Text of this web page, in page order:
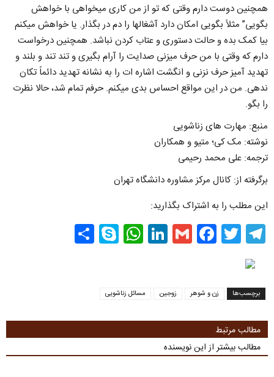
همچنین دوست دارم وقتی که تو از من کاری میخواهی با خواهش
بگویی” مثلاً بگویی امکان دارد آشغالها را دم در بگذار. یا خواهش میکنم
بیا کمک بده و حالت دستوری و عتاب کردن نباشد. همچنین درخواست
دارم که وقتی با من حرف میزنی صدایت را آرام بگیری و تند تند و بلند و
تهدید آمیز حرف نزنی و انگشت اشاره ات را به نشانه تهدید دائماً تکان
ندهی. من در این مواقع احساس بدی میکنم. حرفم تمام شد، حالا نظرت
را بگو.
منبع: مهارت های زناشویی
نوشته: مک کی؛ متیو و همکاران
ترجمه: علی محمد رحیمی
برگرفته از: کانال مرکز مشاوره دانشگاه تهران
این مطلب را به اشتراک بگذارید:
Telegram
Twitter
Facebook
Gmail
LinkedIn
WhatsApp
Skype
برچسب‌ها زن و شوهر زوجین مسائل زناشویی
مطالب مرتبط
مطالب بیشتر از این نویسنده